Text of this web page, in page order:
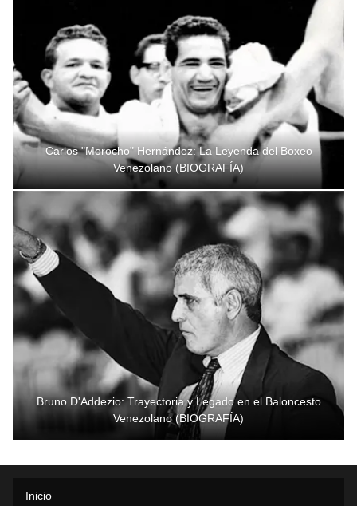
Carlos "Morocho" Hernández: La Leyenda del Boxeo
Venezolano (BIOGRAFÍA)
Bruno D'Addezio: Trayectoria y Legado en el Baloncesto
Venezolano (BIOGRAFÍA)
Inicio